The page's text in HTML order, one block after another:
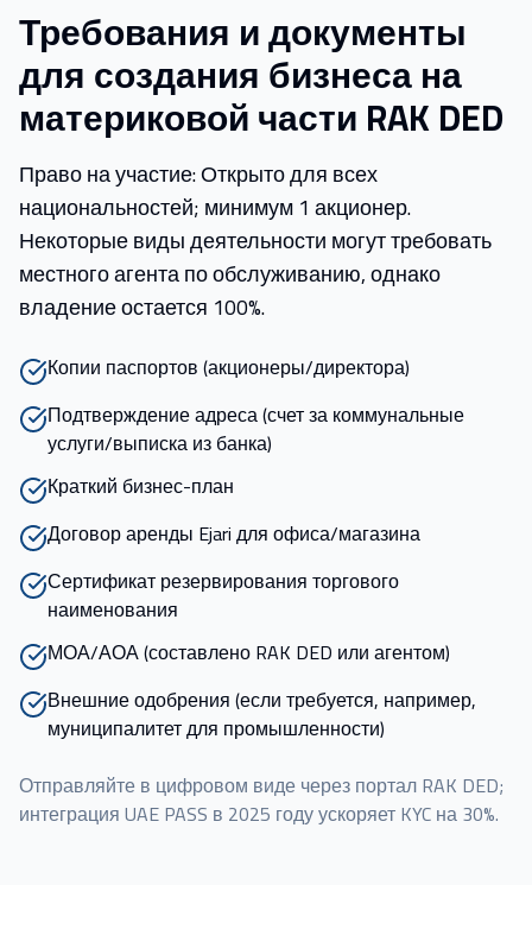
Требования и документы
для создания бизнеса на
материковой части RAK DED
Право на участие: Открыто для всех
национальностей; минимум 1 акционер.
Некоторые виды деятельности могут требовать
местного агента по обслуживанию, однако
владение остается 100%.
Копии паспортов (акционеры/директора)
Подтверждение адреса (счет за коммунальные
услуги/выписка из банка)
Краткий бизнес-план
Договор аренды Ejari для офиса/магазина
Сертификат резервирования торгового
наименования
МОА/АОА (составлено RAK DED или агентом)
Внешние одобрения (если требуется, например,
муниципалитет для промышленности)
Отправляйте в цифровом виде через портал RAK DED;
интеграция UAE PASS в 2025 году ускоряет KYC на 30%.